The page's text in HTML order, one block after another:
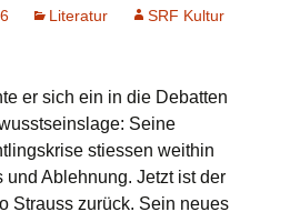
Literatur
SRF Kultur
er sich ein in die Debatten
Seine
stiessen weithin
und Ablehnung. Jetzt ist der
Strauss zurück. Sein neues